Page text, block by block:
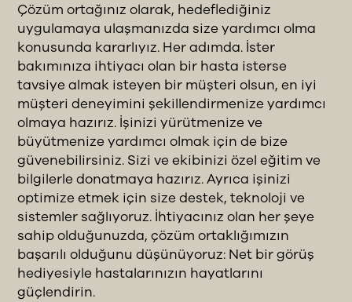
Çözüm ortağınız olarak, hedeflediğiniz
uygulamaya ulaşmanızda size yardımcı olma
konusunda kararlıyız. Her adımda. İster
bakımınıza ihtiyacı olan bir hasta isterse
tavsiye almak isteyen bir müşteri olsun, en iyi
müşteri deneyimini şekillendirmenize yardımcı
olmaya hazırız. İşinizi yürütmenize ve
büyütmenize yardımcı olmak için de bize
güvenebilirsiniz. Sizi ve ekibinizi özel eğitim ve
bilgilerle donatmaya hazırız. Ayrıca işinizi
optimize etmek için size destek, teknoloji ve
sistemler sağlıyoruz. İhtiyacınız olan her şeye
sahip olduğunuzda, çözüm ortaklığımızın
başarılı olduğunu düşünüyoruz: Net bir görüş
hediyesiyle hastalarınızın hayatlarını
güçlendirin.